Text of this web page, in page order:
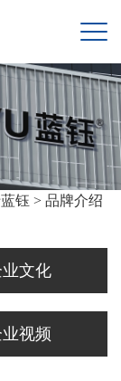
钰 > 品牌介绍
文化
视频